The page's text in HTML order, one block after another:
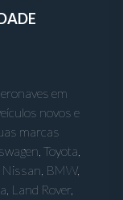
em
novos e
marcas
Toyota,
Nissan, BMW,
Land Rover,